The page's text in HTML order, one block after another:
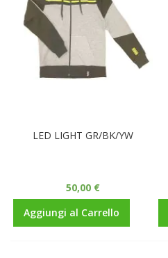
LED LIGHT GR/BK/YW
50,00 €
Aggiungi al Carrello